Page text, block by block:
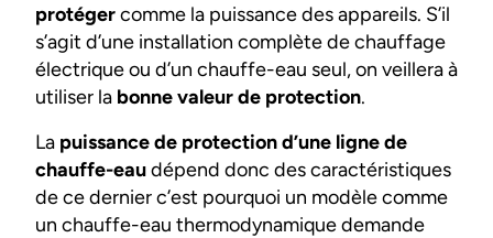
protégercomme la puissance des appareils. S’il
s’agit d’une installation complète de chauffage
électrique ou d’un chauffe-eau seul, on veillera à
utiliser la bonne valeur de protection.
La puissance de protection d’une ligne de
chauffe-eaudépend donc des caractéristiques
de ce dernier c’est pourquoi un modèle comme
un chauffe-eau thermodynamique demande